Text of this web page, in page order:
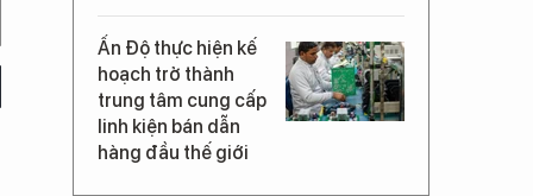
Ấn Độ thực hiện kế
hoạch trở thành
trung tâm cung cấp
linh kiện bán dẫn
hàng đầu thế giới